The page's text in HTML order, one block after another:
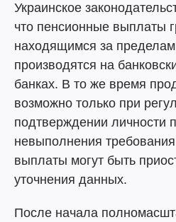
Украинское
что пенсионные выплаты
находящимся за
производятся на
банках. В то же время
возможно только при
подтверждении личности
невыполнения
выплаты могут быть
уточнения данных.
После начала